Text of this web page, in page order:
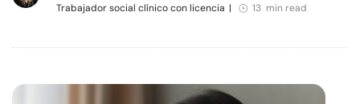
Trabajador social clínico con licencia | 13 min read